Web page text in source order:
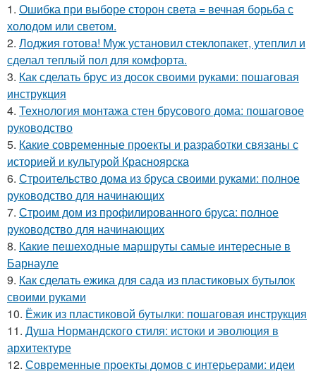
1. Ошибка при выборе сторон света = вечная борьба с
холодом или светом.
2. Лоджия готова! Муж установил стеклопакет, утеплил и
сделал теплый пол для комфорта.
3. Как сделать брус из досок своими руками: пошаговая
инструкция
4. Технология монтажа стен брусового дома: пошаговое
руководство
5. Какие современные проекты и разработки связаны с
историей и культурой Красноярска
6. Строительство дома из бруса своими руками: полное
руководство для начинающих
7. Строим дом из профилированного бруса: полное
руководство для начинающих
8. Какие пешеходные маршруты самые интересные в
Барнауле
9. Как сделать ежика для сада из пластиковых бутылок
своими руками
10. Ёжик из пластиковой бутылки: пошаговая инструкция
11. Душа Нормандского стиля: истоки и эволюция в
архитектуре
12. Современные проекты домов с интерьерами: идеи